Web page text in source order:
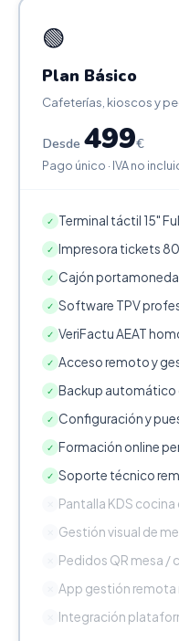
🟢
Plan Básico
Cafeterías, kioscos y
Desde 499€
Pago único · IVA no
✓ Terminal táctil 15"
✓ Impresora tickets
✓ Cajón
✓ Software TPV
✓ VeriFactu AEAT
✓ Acceso remoto y
✓ Backup automático
✓ Configuración y
✓ Formación online
✓ Soporte técnico
Pantalla KDS
Gestión visual de
Pedidos QR mesa /
App gestión remota
Integración